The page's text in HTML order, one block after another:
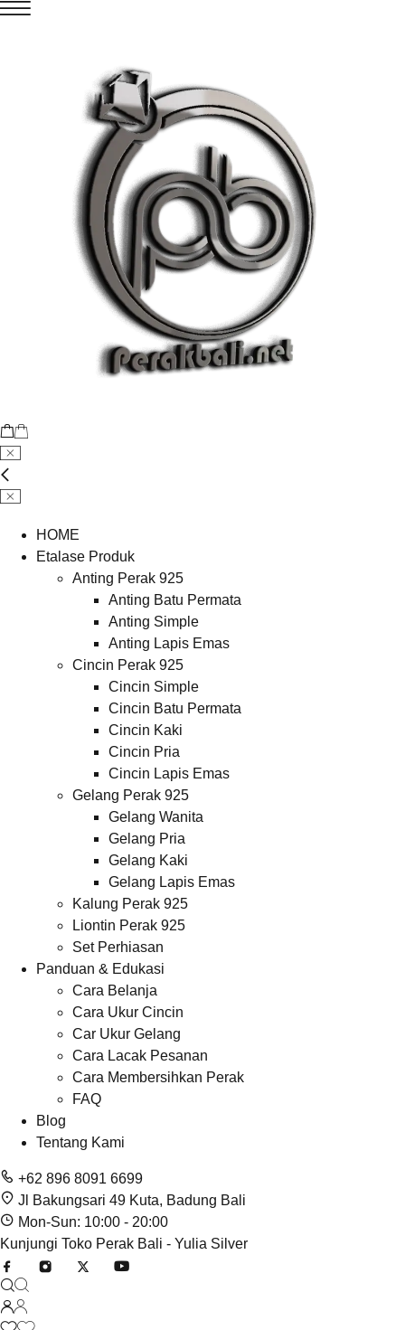
HOME
Etalase Produk
Anting Perak 925
Anting Batu Permata
Anting Simple
Anting Lapis Emas
Cincin Perak 925
Cincin Simple
Cincin Batu Permata
Cincin Kaki
Cincin Pria
Cincin Lapis Emas
Gelang Perak 925
Gelang Wanita
Gelang Pria
Gelang Kaki
Gelang Lapis Emas
Kalung Perak 925
Liontin Perak 925
Set Perhiasan
Panduan & Edukasi
Cara Belanja
Cara Ukur Cincin
Car Ukur Gelang
Cara Lacak Pesanan
Cara Membersihkan Perak
FAQ
Blog
Tentang Kami
+62 896 8091 6699
Jl Bakungsari 49 Kuta, Badung Bali
Mon-Sun: 10:00 - 20:00
Kunjungi Toko Perak Bali - Yulia Silver